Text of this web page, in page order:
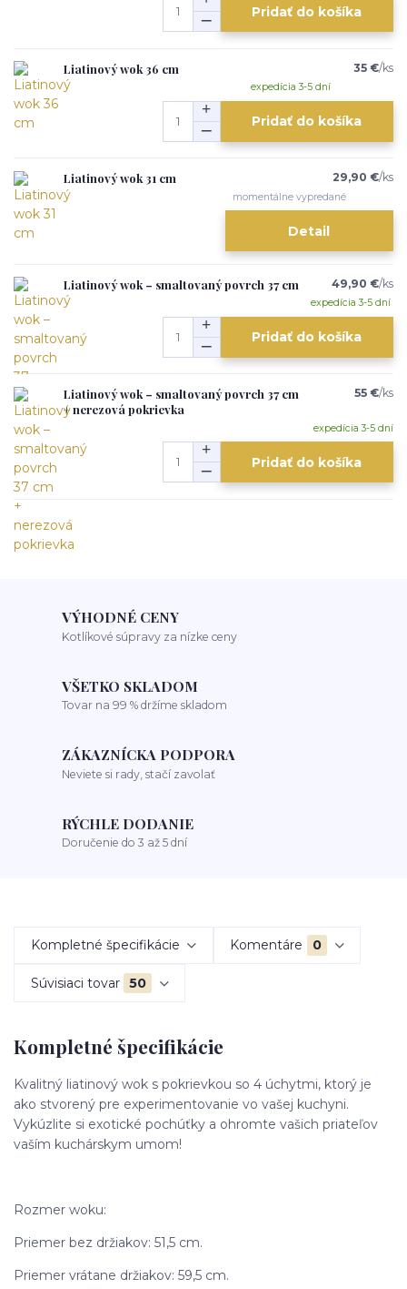
Pridať do košíka
Liatinový wok 36 cm 35 €/ks
expedícia 3-5 dní
Pridať do košíka
Liatinový wok 31 cm 29,90 €/ks
momentálne vypredané
Detail
Liatinový wok – smaltovaný povrch 37 cm 49,90 €/ks
expedícia 3-5 dní
Pridať do košíka
Liatinový wok – smaltovaný povrch 37 cm
+ nerezová pokrievka
55 €/ks
expedícia 3-5 dní
Pridať do košíka
VÝHODNÉ CENY
Kotlíkové súpravy za nízke ceny
VŠETKO SKLADOM
Tovar na 99 % držíme skladom
ZÁKAZNÍCKA PODPORA
Neviete si rady, stačí zavolať
RÝCHLE DODANIE
Doručenie do 3 až 5 dní
Kompletné špecifikácie Komentáre 0
Súvisiaci tovar 50
Kompletné špecifikácie
Kvalitný liatinový wok s pokrievkou so 4 úchytmi, ktorý je
ako stvorený pre experimentovanie vo vašej kuchyni.
Vykúzlite si exotické pochúťky a ohromte vašich priateľov
vaším kuchárskym umom!
Rozmer woku:
Priemer bez držiakov: 51,5 cm.
Priemer vrátane držiakov: 59,5 cm.